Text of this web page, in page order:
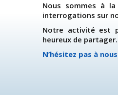
Nous sommes à
interrogations sur
Notre activité est
heureux de partager.
N’hésitez pas à